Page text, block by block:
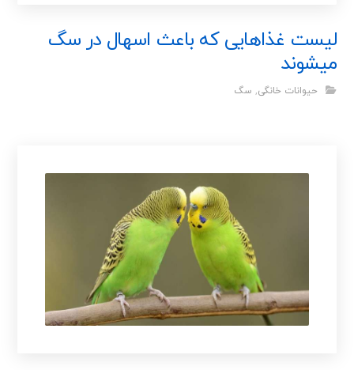
لیست غذاهایی که باعث اسهال در سگ
میشوند
حیوانات خانگی, سگ